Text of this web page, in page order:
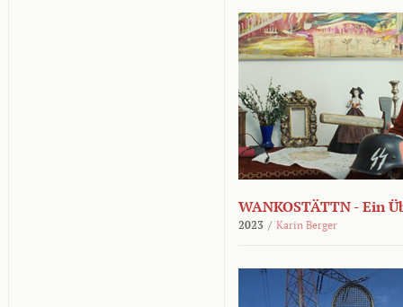
WANKOSTÄTTN - Ein
2023 / Karin Berger